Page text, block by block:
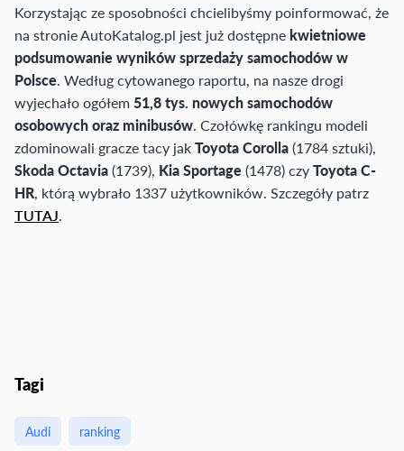
Korzystając ze sposobności chcielibyśmy poinformować, że
na stronie AutoKatalog.pl jest już dostępne kwietniowe
podsumowanie wyników sprzedaży samochodów w
Polsce. Według cytowanego raportu, na nasze drogi
wyjechało ogółem51,8 tys. nowych samochodów
osobowych oraz minibusów. Czołówkę rankingu modeli
zdominowali gracze tacy jakToyota Corolla(1784 sztuki),
Skoda Octavia(1739), Kia Sportage (1478) czyToyota C-
HR, którą wybrało 1337 użytkowników. Szczegóły patrz
TUTAJ.
Tagi
Audi ranking